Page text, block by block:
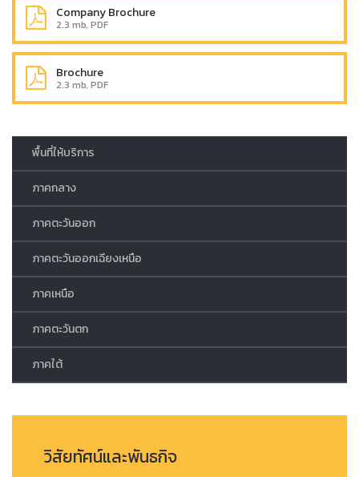
Company Brochure
2.3 mb, PDF
Brochure
2.3 mb, PDF
พื้นที่ให้บริการ
ภาคกลาง
ภาคตะวันออก
ภาคตะวันออกเฉียงเหนือ
ภาคเหนือ
ภาคตะวันตก
ภาคใต้
วิสัยทัศน์และพันธกิจ